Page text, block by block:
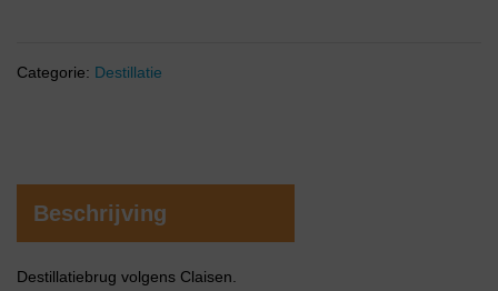
Categorie: Destillatie
Beschrijving
Destillatiebrug volgens Claisen.